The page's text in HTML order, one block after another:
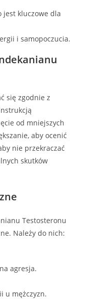
jest kluczowe dla
i samopoczucia.
się zgodnie z
od mniejszych
aby ocenić
nie przekraczać
skutków
Testosteronu
Należy do nich:
agresja.
u mężczyzn.